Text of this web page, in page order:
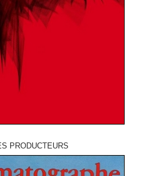
PRODUCTEURS